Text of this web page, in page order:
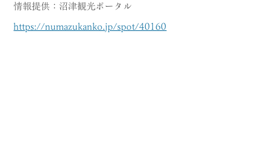
EVENT
情報提供：沼津観光ポータル
https://numazukanko.jp/spot/40160